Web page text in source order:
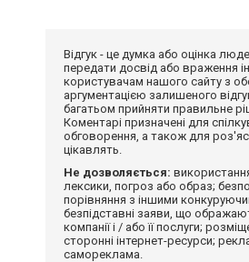
Відгук - це думка або оцінка
передати досвід або враження
користувачам нашого сайту з
аргументацією залишеного
багатьом прийняти правильне
Коментарі призначені для
обговорення, а також для
цікавлять.
Не дозволяється:
лексики, погроз або образ;
порівняння з іншими
безпідставні заяви, що
компанії і / або її послуги;
сторонні інтернет-ресурси;
самореклама.